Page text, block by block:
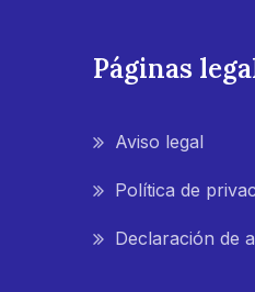
Páginas
Aviso legal
Política de
Declaración de